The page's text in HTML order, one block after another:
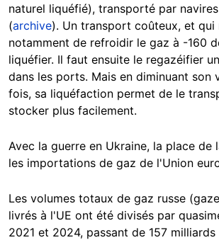
naturel liquéfié), transporté par
(archive). Un transport coûteux, et qui
notamment de refroidir le gaz à -160
liquéfier. Il faut ensuite le regazéifier
dans les ports. Mais en diminuant son
fois, sa liquéfaction permet de le
stocker plus facilement.
Avec la guerre en Ukraine, la place de
les importations de gaz de l'Union
Les volumes totaux de gaz russe
livrés à l'UE ont été divisés par
2021 et 2024, passant de 157